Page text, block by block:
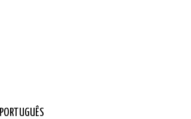
PORTUGUÊS